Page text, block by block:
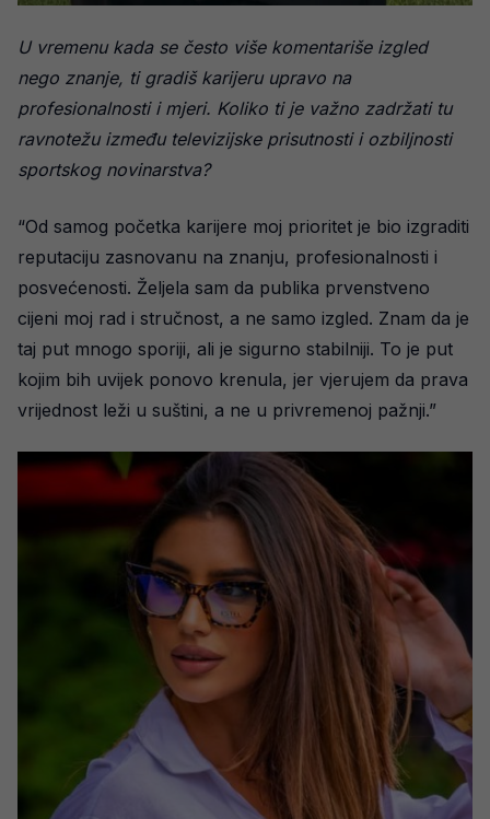
U vremenu kada se često više komentariše izgled
nego znanje, ti gradiš karijeru upravo na
profesionalnosti i mjeri. Koliko ti je važno zadržati tu
ravnotežu između televizijske prisutnosti i ozbiljnosti
sportskog novinarstva?
“Od samog početka karijere moj prioritet je bio izgraditi
reputaciju zasnovanu na znanju, profesionalnosti i
posvećenosti. Željela sam da publika prvenstveno
cijeni moj rad i stručnost, a ne samo izgled. Znam da je
taj put mnogo sporiji, ali je sigurno stabilniji. To je put
kojim bih uvijek ponovo krenula, jer vjerujem da prava
vrijednost leži u suštini, a ne u privremenoj pažnji.”